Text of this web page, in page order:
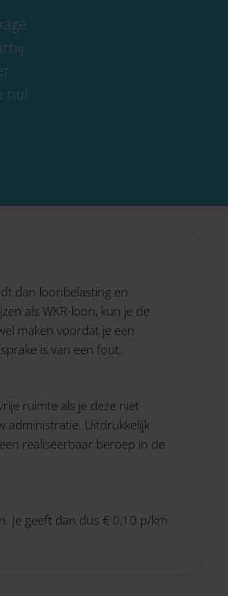
nul
dan loonbelasting en
als WKR-loon, kun je de
maken voordat je een
is van een fout.
ruimte als je deze niet
administratie. Uitdrukkelijk
realiseerbaar beroep in de
Je geeft dan dus € 0,10 p/km